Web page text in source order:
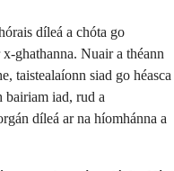
díleá a chóta go
ghathanna. Nuair a théann
taistealaíonn siad go héasca
bairiam iad, rud a
díleá ar na híomhánna a